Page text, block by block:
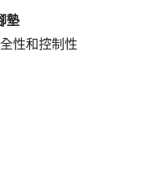
墊
性和控制性